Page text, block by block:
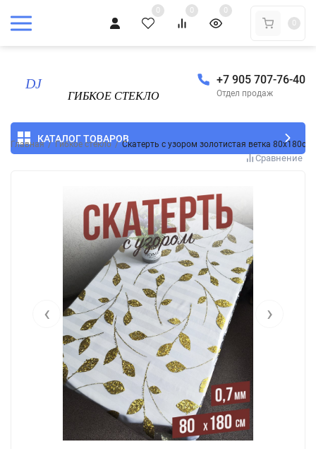
0 0
0
0
+7 905 707-76-40
Отдел продаж
КАТАЛОГ ТОВАРОВ
Главная / Гибкое стекло / Скатерть с узором золотистая ветка 80x180см
Сравнение
‹ ›